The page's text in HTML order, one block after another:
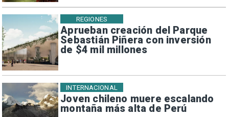
Aprueban creación del Parque
Sebastián Piñera con inversión
de $4 mil millones
REGIONES
Joven chileno muere escalando
montaña más alta de Perú
INTERNACIONAL